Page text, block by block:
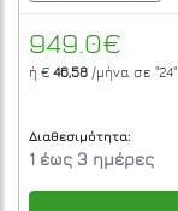
949.0€
ή € 46,58 /μήνα σε "24"
Διαθεσιμότητα:
1 έως 3 ημέρες